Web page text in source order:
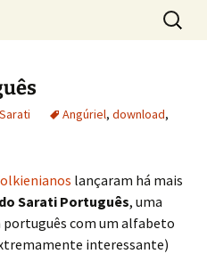
dos Anéis
por:
Sarati Angúriel, download,
lançaram há mais
Sarati Português, uma
português com um alfabeto
interessante)